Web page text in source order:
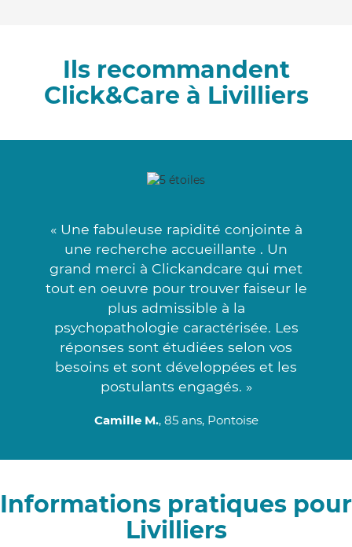
Ils recommandent
Click&Care à Livilliers
« Une fabuleuse rapidité conjointe à
une recherche accueillante . Un
grand merci à Clickandcare qui met
tout en oeuvre pour trouver faiseur le
plus admissible à la
psychopathologie caractérisée. Les
réponses sont étudiées selon vos
besoins et sont développées et les
postulants engagés. »
Camille M., 85 ans, Pontoise
Informations pratiques pour
Livilliers